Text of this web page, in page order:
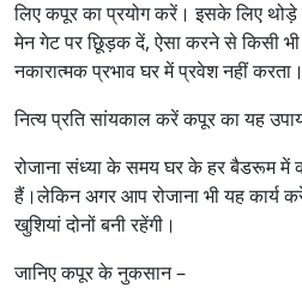
लिए कपूर का प्रयोग करें। इसके लिए
मेन गेट पर छिूड़क दें, ऐसा करने से किसी
नकारात्मक प्रभाव घर में प्रवेश नहीं करता।
नित्य प्रति सांयकाल करें कपूर का यह
रोजाना संध्या के समय घर के हर बैडरूम में
हैं।लेकिन अगर आप रोजाना भी यह कार्य
खुशियां दोनों बनी रहेंगी।
जानिए कपूर के नुकसान –